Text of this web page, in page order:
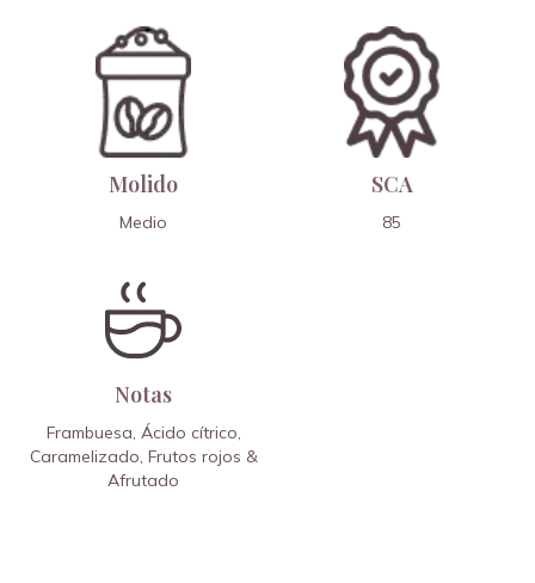
Molido
Medio
SCA
85
Notas
Frambuesa, Ácido cítrico,
Caramelizado, Frutos rojos &
Afrutado